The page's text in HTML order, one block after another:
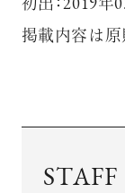
初出：2019年
掲載内容は原
STAFF